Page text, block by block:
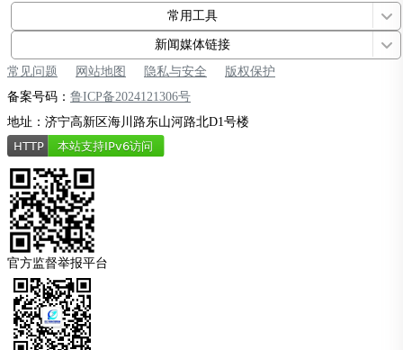
常用工具
新闻媒体链接
常见问题
网站地图 隐私与安全
版权保护
备案号码： 鲁ICP备2024121306号
地址：济宁高新区海川路东山河路北D1号楼
官方监督举报平台